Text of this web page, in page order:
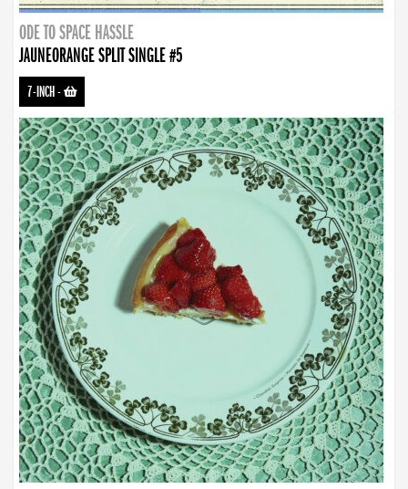
ODE TO SPACE HASSLE
JAUNEORANGE SPLIT SINGLE #5
7-INCH-